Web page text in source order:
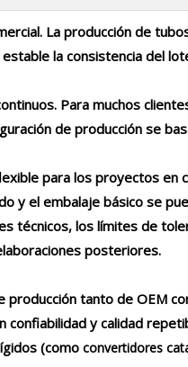
La producción de
la consistencia del
Para muchos
de producción se
para los proyectos en
y el embalaje básico se
técnicos, los límites de
posteriores.
tanto de OEM
y calidad
(como convertidores